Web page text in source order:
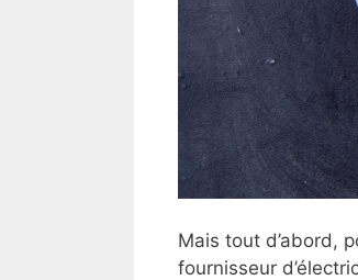
Mais tout d’abord,
fournisseur